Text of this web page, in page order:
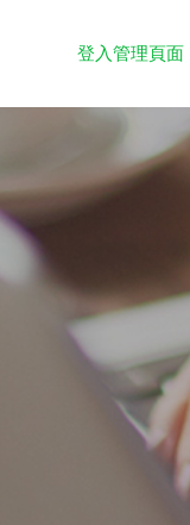
登入管理頁面